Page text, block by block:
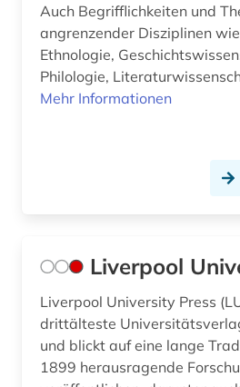
Auch Begrifflichkeiten und
angrenzender Disziplinen
Ethnologie,
Philologie,
Mehr Informationen
Liverpool
Liverpool University Press
drittälteste
und blickt auf eine lange
1899 herausragende